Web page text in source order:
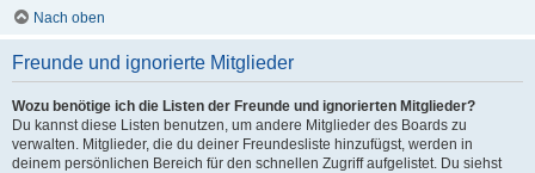
Nach oben
Freunde und ignorierte Mitglieder
Wozu benötige ich die Listen der Freunde und ignorierten Mitglieder?
Du kannst diese Listen benutzen, um andere Mitglieder des Boards zu
verwalten. Mitglieder, die du deiner Freundesliste hinzufügst, werden in
deinem persönlichen Bereich für den schnellen Zugriff aufgelistet. Du siehst